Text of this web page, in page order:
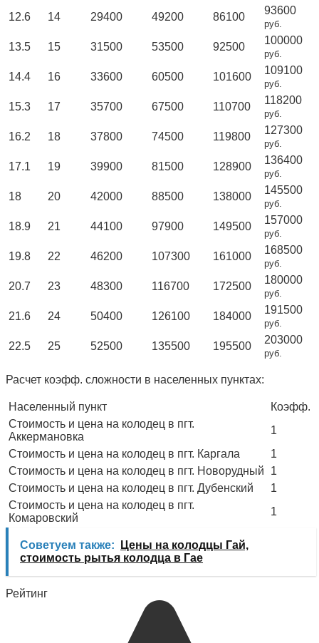
12.6 14 29400 49200 86100
93600
руб.
13.5 15 31500 53500 92500
100000
руб.
14.4 16 33600 60500 101600
109100
руб.
15.3 17 35700 67500 110700
118200
руб.
16.2 18 37800 74500 119800
127300
руб.
17.1 19 39900 81500 128900
136400
руб.
18 20 42000 88500 138000
145500
руб.
18.9 21 44100 97900 149500
157000
руб.
19.8 22 46200 107300 161000
168500
руб.
20.7 23 48300 116700 172500
180000
руб.
21.6 24 50400 126100 184000
191500
руб.
22.5 25 52500 135500 195500
203000
руб.
Расчет коэфф. сложности в населенных пунктах:
Населенный пункт
Коэфф.
Стоимость и цена на колодец в пгт.
Аккермановка
1
Стоимость и цена на колодец в пгт. Каргала
1
Стоимость и цена на колодец в пгт. Новорудный
1
Стоимость и цена на колодец в пгт. Дубенский
1
Стоимость и цена на колодец в пгт.
Комаровский
1
Советуем также:
Цены на колодцы Гай,
стоимость рытья колодца в Гае
Рейтинг